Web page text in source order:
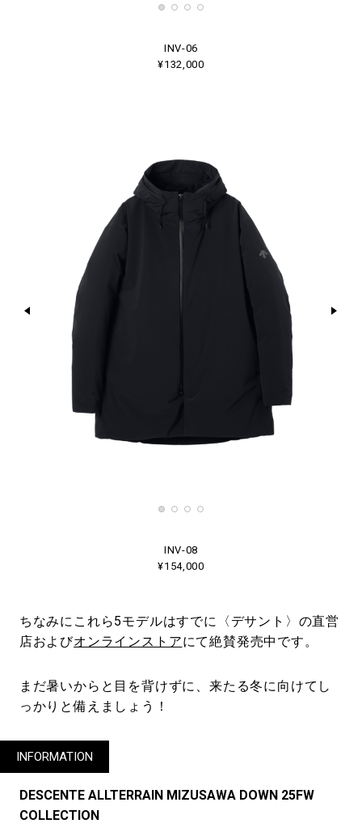
INV-06
¥132,000
INV-08
¥154,000
ちなみにこれら5モデルはすでに〈デサント〉の直営
店およびオンラインストアにて絶賛発売中です。
まだ暑いからと目を背けずに、来たる冬に向けてし
っかりと備えましょう！
INFORMATION
DESCENTE ALLTERRAIN MIZUSAWA DOWN 25FW
COLLECTION